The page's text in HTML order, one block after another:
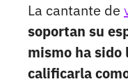
La cantante de
soportan su
mismo ha sido
calificarla